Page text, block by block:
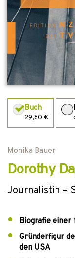
Buch
29,80 €
Monika Bauer
Dorothy
Journalistin –
Biografie einer
Gründerfigur
den USA